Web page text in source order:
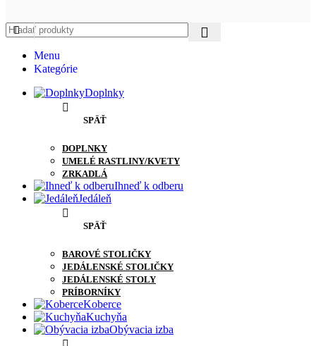
Menu
Kategórie
Doplnky
SPÄŤ
DOPLNKY
UMELÉ RASTLINY/KVETY
ZRKADLÁ
Ihneď k odberu
Jedáleň
SPÄŤ
BAROVÉ STOLIČKY
JEDÁLENSKÉ STOLIČKY
JEDÁLENSKÉ STOLY
PRÍBORNÍKY
Koberce
Kuchyňa
Obývacia izba